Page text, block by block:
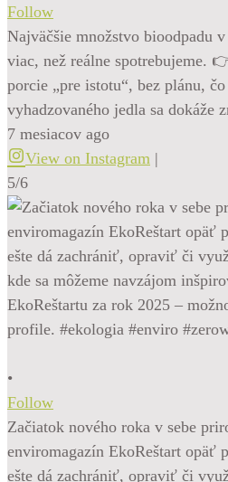
Follow
Najväčšie množstvo bioodpadu
viac, než reálne spotrebujeme.
porcie „pre istotu“, bez plánu,
vyhadzovaného jedla sa
7 mesiacov ago
View on Instagram |
5/6
•
Follow
Začiatok nového roka v sebe
enviromagazín EkoReštart opäť
ešte dá zachrániť, opraviť či